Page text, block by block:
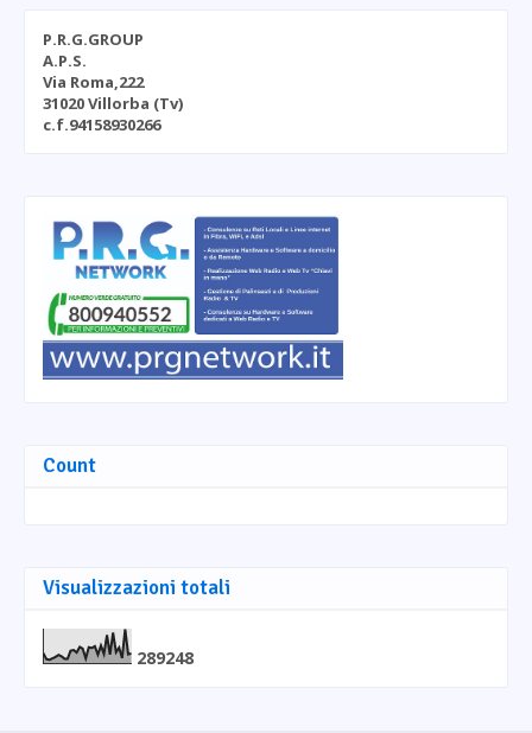
P.R.G.GROUP
A.P.S.
Via Roma,222
31020 Villorba (Tv)
c.f.94158930266
Count
Visualizzazioni totali
289248